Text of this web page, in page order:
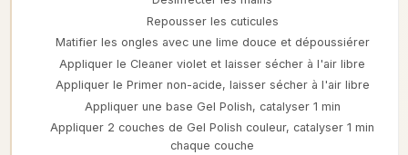
Repousser les cuticules
Matifier les ongles avec une lime douce et dépoussiérer
Appliquer le Cleaner violet et laisser sécher à l'air libre
Appliquer le Primer non-acide, laisser sécher à l'air libre
Appliquer une base Gel Polish, catalyser 1 min
Appliquer 2 couches de Gel Polish couleur, catalyser 1 min
chaque couche